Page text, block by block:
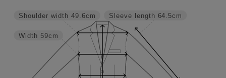
Sleeve length 64.5cm
Width 59cm
Shoulder width 49.6cm